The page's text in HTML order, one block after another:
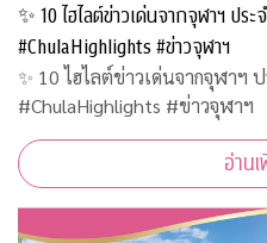
✨ 10 ไฮไลต์ข่าวเด่นจากจุฬาฯ ปร
#ChulaHighlights #ข่าวจุฬาฯ
✨ 10 ไฮไลต์ข่าวเด่นจากจุฬาฯ
#ChulaHighlights #ข่าวจุฬาฯ
อ่าน